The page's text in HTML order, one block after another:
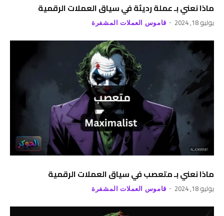
ماذا نعني بـ عملة رديئة في سياق العملات الرقمية
يوليو 18, 2024 قاموس العملات المشفرة
ماذا نعني بـ متعصب في سياق العملات الرقمية
يوليو 18, 2024 قاموس العملات المشفرة